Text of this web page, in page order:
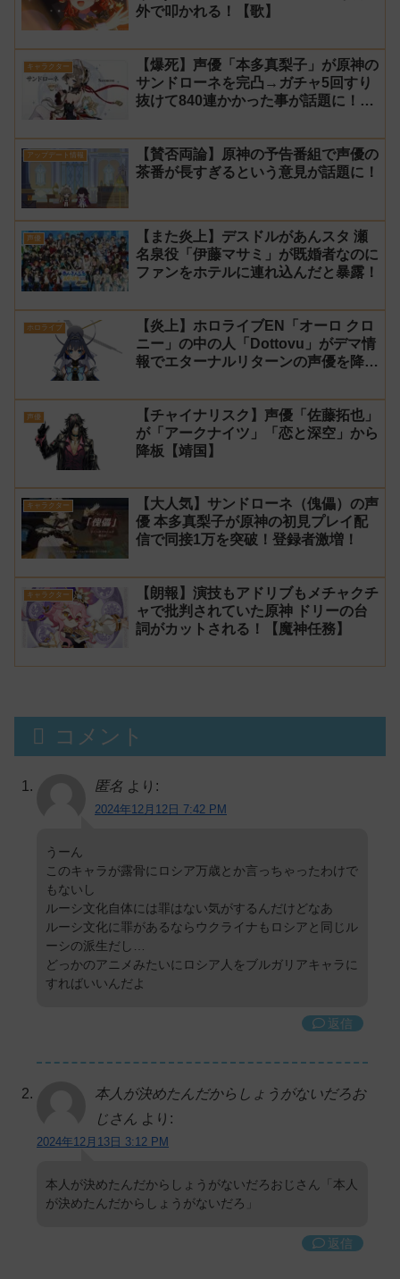
外で叩かれる！【歌】
キャラクター
【爆死】声優「本多真梨子」が原神の
サンドローネを完凸→ガチャ5回すり
抜けて840連かかった事が話題に！
アップデート情報
【賛否両論】原神の予告番組で声優の
茶番が長すぎるという意見が話題に！
声優
【また炎上】デスドルがあんスタ 瀬
名泉役「伊藤マサミ」が既婚者なのに
ファンをホテルに連れ込んだと暴露！
ホロライブ
【炎上】ホロライブEN「オーロ クロ
ニー」の中の人「Dottovu」がデマ情
報でエターナルリターンの声優を降板
世】
声優
【チャイナリスク】声優「佐藤拓也」
が「アークナイツ」「恋と深空」から
降板【靖国】
キャラクター
【大人気】サンドローネ（傀儡）の声
優 本多真梨子が原神の初見プレイ配
信で同接1万を突破！登録者激増！
キャラクター
【朗報】演技もアドリブもメチャクチ
ャで批判されていた原神 ドリーの台
詞がカットされる！【魔神任務】
コメント
匿名 より:
2024年12月12日 7:42 PM
うーん
このキャラが露骨にロシア万歳とか言っちゃったわけで
もないし
ルーシ文化自体には罪はない気がするんだけどなあ
ルーシ文化に罪があるならウクライナもロシアと同じル
ーシの派生だし…
どっかのアニメみたいにロシア人をブルガリアキャラに
すればいいんだよ
返信
本人が決めたんだからしょうがないだろお
じさん より:
2024年12月13日 3:12 PM
本人が決めたんだからしょうがないだろおじさん「本人
が決めたんだからしょうがないだろ」
返信